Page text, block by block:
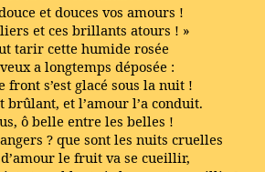
et douces vos amours !
et ces brillants atours ! »
tarir cette humide rosée
a longtemps déposée :
front s’est glacé sous la nuit !
et l’amour l’a conduit.
ô belle entre les belles !
? que sont les nuits cruelles
le fruit va se cueillir,